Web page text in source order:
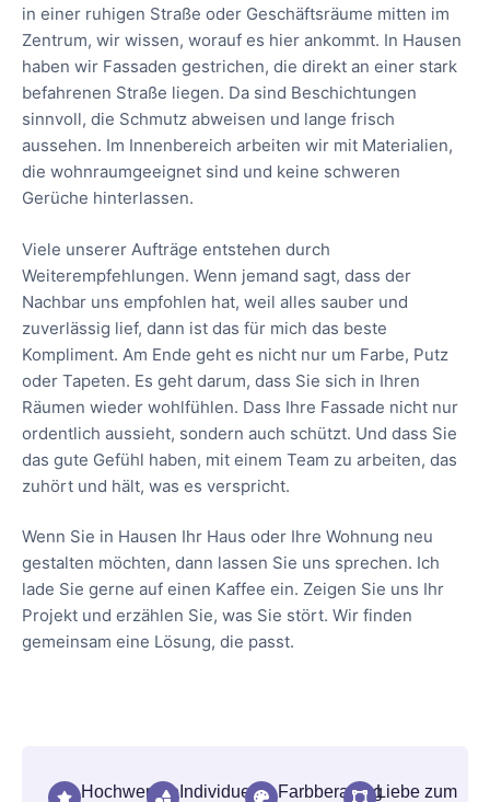
in einer ruhigen Straße oder Geschäftsräume mitten im
Zentrum, wir wissen, worauf es hier ankommt. In Hausen
haben wir Fassaden gestrichen, die direkt an einer stark
befahrenen Straße liegen. Da sind Beschichtungen
sinnvoll, die Schmutz abweisen und lange frisch
aussehen. Im Innenbereich arbeiten wir mit Materialien,
die wohnraumgeeignet sind und keine schweren
Gerüche hinterlassen.
Viele unserer Aufträge entstehen durch
Weiterempfehlungen. Wenn jemand sagt, dass der
Nachbar uns empfohlen hat, weil alles sauber und
zuverlässig lief, dann ist das für mich das beste
Kompliment. Am Ende geht es nicht nur um Farbe, Putz
oder Tapeten. Es geht darum, dass Sie sich in Ihren
Räumen wieder wohlfühlen. Dass Ihre Fassade nicht nur
ordentlich aussieht, sondern auch schützt. Und dass Sie
das gute Gefühl haben, mit einem Team zu arbeiten, das
zuhört und hält, was es verspricht.
Wenn Sie in Hausen Ihr Haus oder Ihre Wohnung neu
gestalten möchten, dann lassen Sie uns sprechen. Ich
lade Sie gerne auf einen Kaffee ein. Zeigen Sie uns Ihr
Projekt und erzählen Sie, was Sie stört. Wir finden
gemeinsam eine Lösung, die passt.
Hochwertige Individuelle FarbberatungLiebe zum